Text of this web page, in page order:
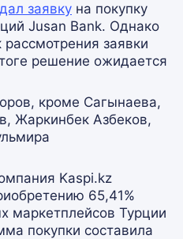
заявку на покупку
Jusan Bank. Однако
рассмотрения заявки
решение ожидается
кроме Сагынаева,
Жаркинбек Азбеков,
Kaspi.kz
65,41%
маркетплейсов Турции
покупки составила